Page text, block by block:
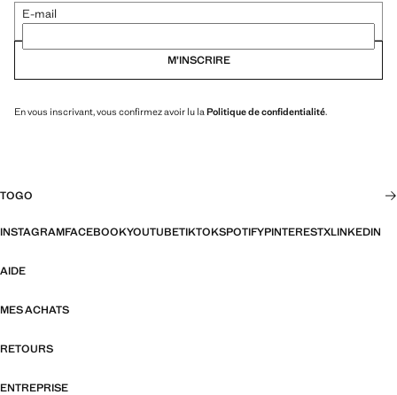
E-mail
M’INSCRIRE
En vous inscrivant, vous confirmez avoir lu laPolitique de confidentialité.
TOGO
INSTAGRAMFACEBOOKYOUTUBETIKTOKSPOTIFYPINTERESTXLINKEDIN
AIDE
MES ACHATS
RETOURS
ENTREPRISE